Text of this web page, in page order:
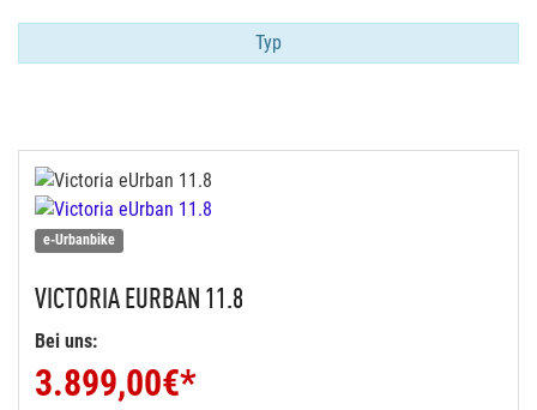
Typ
e-Urbanbike
VICTORIAEURBAN 11.8
Bei uns:
3.899,00€*